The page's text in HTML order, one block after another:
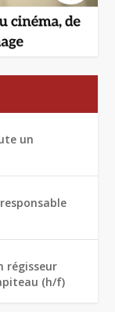
un
régisseur
(h/f)